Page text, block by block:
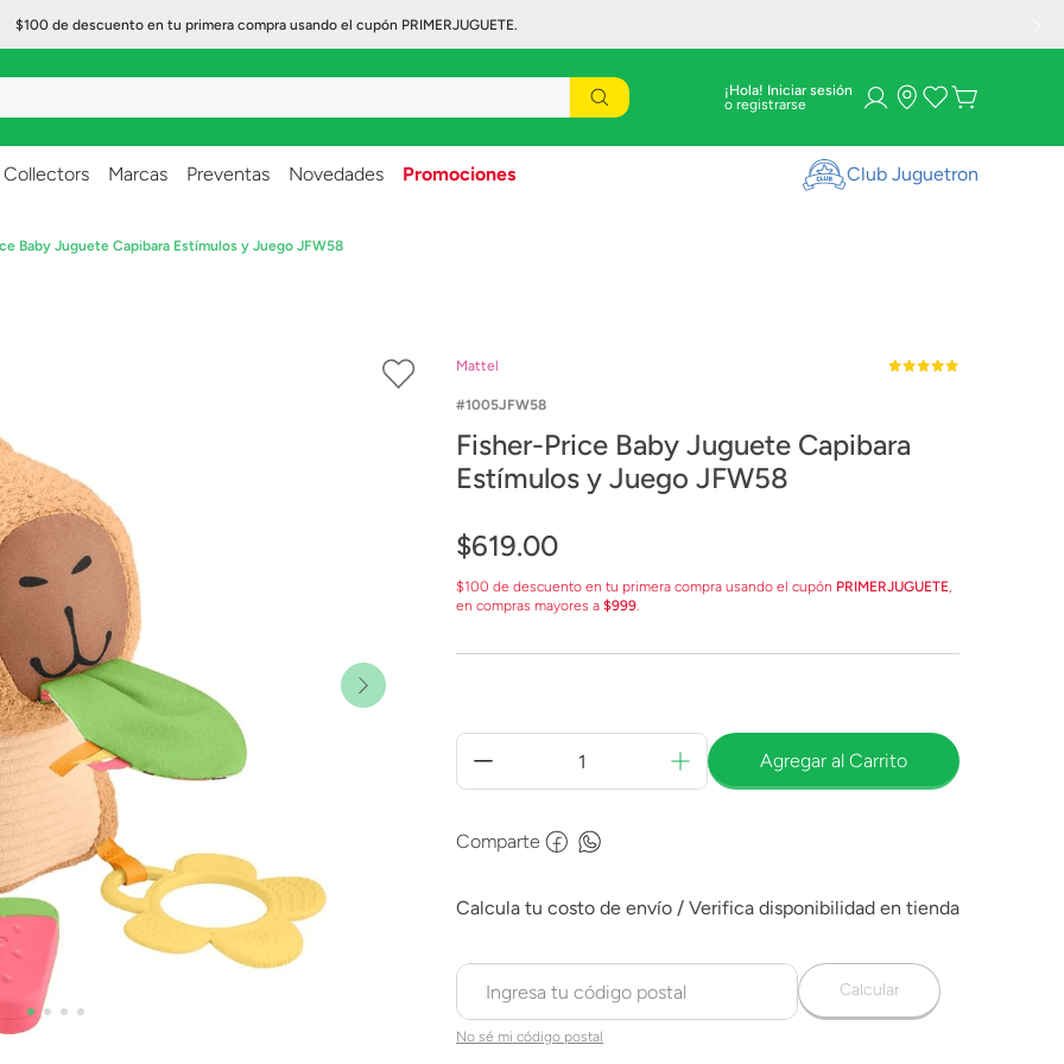
$100 de descuento en tu primera compra usando el cupón PRIMERJUGUETE.
¡Hola! Iniciar sesión
Collectors Marcas Preventas Novedades Promociones Club Juguetron
Baby Juguete Capibara Estímulos y Juego JFW58
Mattel
1005JFW58
Fisher-Price Baby Juguete Capibara
Estímulos y Juego JFW58
$619.00
$100 de descuento en tu primera compra usando el cupón PRIMERJUGUETE,
en compras mayores a $999.
Agregar al Carrito
Comparte
No sé mi código postal
Calcular